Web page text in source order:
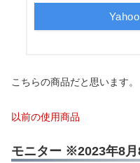
こちらの商品だと思います。
以前の使用商品
モニター ※2023年8月